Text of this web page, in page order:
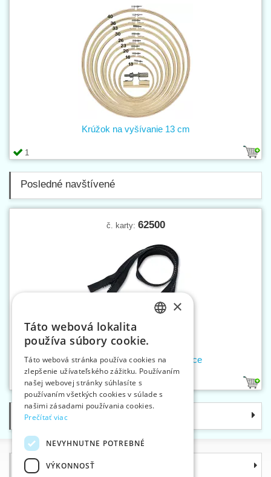
1
Krúžok na vyšívanie 13 cm
Posledné navštívené
č. karty: 62500
1
Zipsy PH5 100 cm DX dva bežce
Kategórie
Informácie
ENGLISH
GERMAN
×
Táto webová lokalita
používa súbory cookie.
Táto webová stránka používa cookies na
zlepšenie užívateľského zážitku. Používaním
našej webovej stránky súhlasíte s
používaním všetkých cookies v súlade s
našimi zásadami používania cookies.
Prečítať viac
NEVYHNUTNE POTREBNÉ
VÝKONNOSŤ